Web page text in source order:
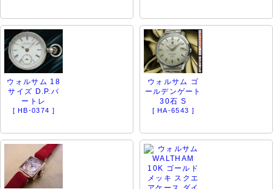
ウォルサム 18
サイズ D.P.バ
ートレ
[ HB-0374 ]
ウォルサム ゴ
ールデンゲート
30石 S
[ HA-6543 ]